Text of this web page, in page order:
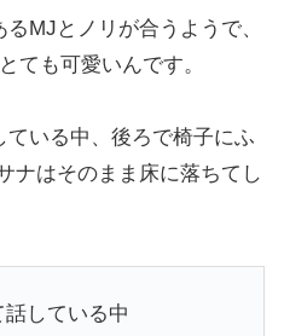
MJとノリが合うようで、
ても可愛いんです。
いる中、後ろで椅子にふ
ナはそのまま床に落ちてし
している中